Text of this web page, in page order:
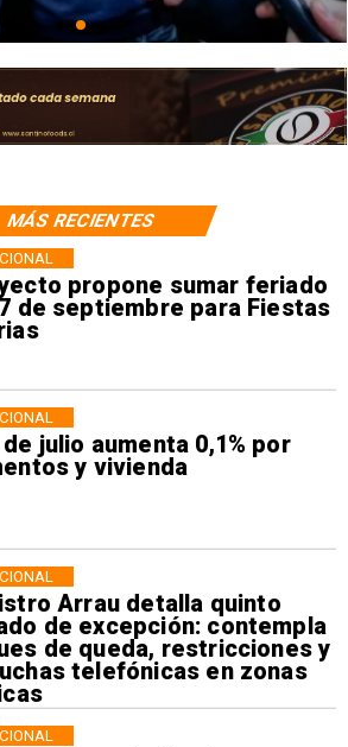
propone sumar feriado
de septiembre para Fiestas
de julio aumenta 0,1% por
y vivienda
Arrau detalla quinto
de excepción: contempla
de queda, restricciones y
telefónicas en zonas
MÁS RECIENTES